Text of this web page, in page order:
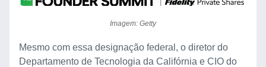
Imagem: Getty
Mesmo com essa designação federal, o diretor do
Departamento de Tecnologia da Califórnia e CIO do